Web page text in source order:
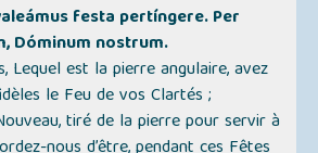
festa pertíngere. Per
Dóminum nostrum.
Lequel est la pierre angulaire, avez
le Feu de vos Clartés ;
tiré de la pierre pour servir à